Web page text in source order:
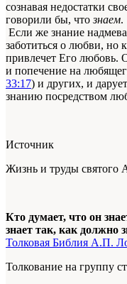
сознавая недостатки
говорили бы, чтознаем.
Если же знание
заботиться о любви, но
привлечет Его любовь.
и попечение на
33:17) и других, и
знанию посредством
Источник
Жизнь и труды святого
Кто думает, что он
знает так, как должно
Толковая Библия А.П.
Толкование на группу